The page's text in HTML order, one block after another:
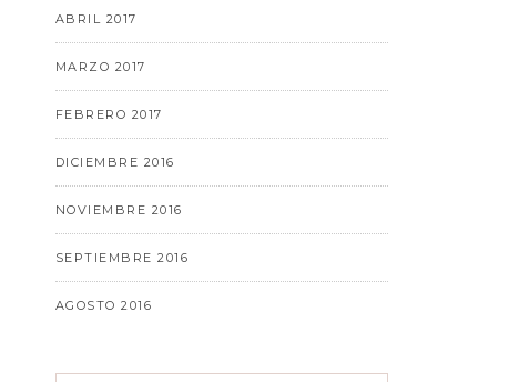
ABRIL 2017
MARZO 2017
FEBRERO 2017
DICIEMBRE 2016
NOVIEMBRE 2016
SEPTIEMBRE 2016
AGOSTO 2016